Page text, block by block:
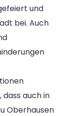
und
bei. Auch
auch in
Oberhausen